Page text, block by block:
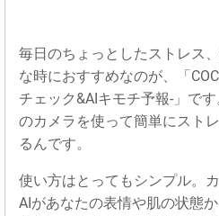
毎日のちょっとしたストレス
な時におすすめなのが、「
チェック&AIキモチ予報-」で
のカメラを使って簡単にスト
るんです。
使い方はとってもシンプル。
AIがあなたの表情や肌の状態